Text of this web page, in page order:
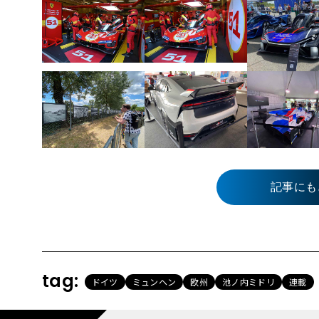
記事に
tag: ドイツ ミュンヘン 欧州 池ノ内ミドリ 連載